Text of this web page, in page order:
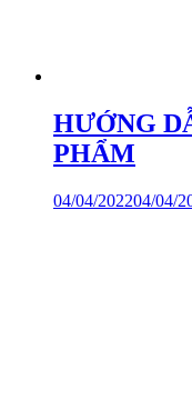
HƯỚNG
PHẨM
04/04/202204/04/